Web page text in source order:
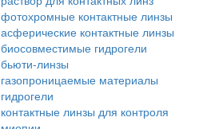
фотохромные контактные линзы
асферические контактные линзы
биосовместимые гидрогели
бьюти-линзы
газопроницаемые материалы
гидрогели
контактные линзы для контроля